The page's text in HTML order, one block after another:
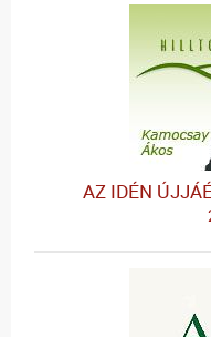
AZ IDÉN